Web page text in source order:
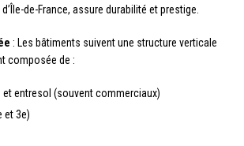
de-France, assure durabilité et prestige.
: Les bâtiments suivent une structure verticale
composée de :
et entresol (souvent commerciaux)
et 3e)